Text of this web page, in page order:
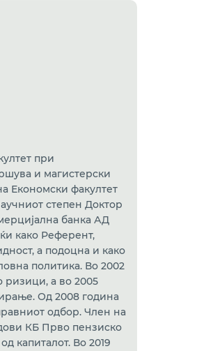
при
и магистерски
Економски факултет
степен Доктор
банка АД
како Референт,
а подоцна и како
политика. Во 2002
ризици, а во 2005
Од 2008 година
одбор. Член на
КБ Прво пензиско
капиталот. Во 2019